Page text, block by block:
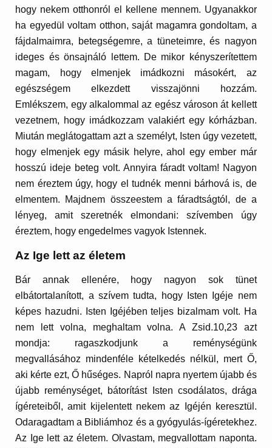
hogy nekem otthonról el kellene mennem. Ugyanakkor
ha egyedül voltam otthon, saját magamra gondoltam, a
fájdalmaimra, betegségemre, a tüneteimre, és nagyon
ideges és önsajnáló lettem. De mikor kényszerítettem
magam, hogy elmenjek imádkozni másokért, az
egészségem elkezdett visszajönni hozzám.
Emlékszem, egy alkalommal az egész városon át kellett
vezetnem, hogy imádkozzam valakiért egy kórházban.
Miután meglátogattam azt a személyt, Isten úgy vezetett,
hogy elmenjek egy másik helyre, ahol egy ember már
hosszú ideje beteg volt. Annyira fáradt voltam! Nagyon
nem éreztem úgy, hogy el tudnék menni bárhová is, de
elmentem. Majdnem összeestem a fáradtságtól, de a
lényeg, amit szeretnék elmondani: szívemben úgy
éreztem, hogy engedelmes vagyok Istennek.
Az Ige lett az életem
Bár annak ellenére, hogy nagyon sok tünet
elbátortalanított, a szívem tudta, hogy Isten Igéje nem
képes hazudni. Isten Igéjében teljes bizalmam volt. Ha
nem lett volna, meghaltam volna. A Zsid.10,23 azt
mondja: ragaszkodjunk a reménységünk
megvallásához mindenféle kételkedés nélkül, mert Ő,
aki kérte ezt, Ő hűséges. Napról napra nyertem újabb és
újabb reménységet, bátorítást Isten csodálatos, drága
ígéreteiből, amit kijelentett nekem az Igéjén keresztül.
Odaragadtam a Bibliámhoz és a gyógyulás-ígéretekhez.
Az Ige lett az életem. Olvastam, megvallottam naponta.